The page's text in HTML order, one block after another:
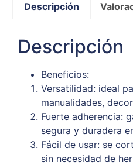
Descripción
Descripción
Beneficios:
Versatilidad: ideal
manualidades,
Fuerte adherencia:
segura y duradera
Fácil de usar: se
sin necesidad de